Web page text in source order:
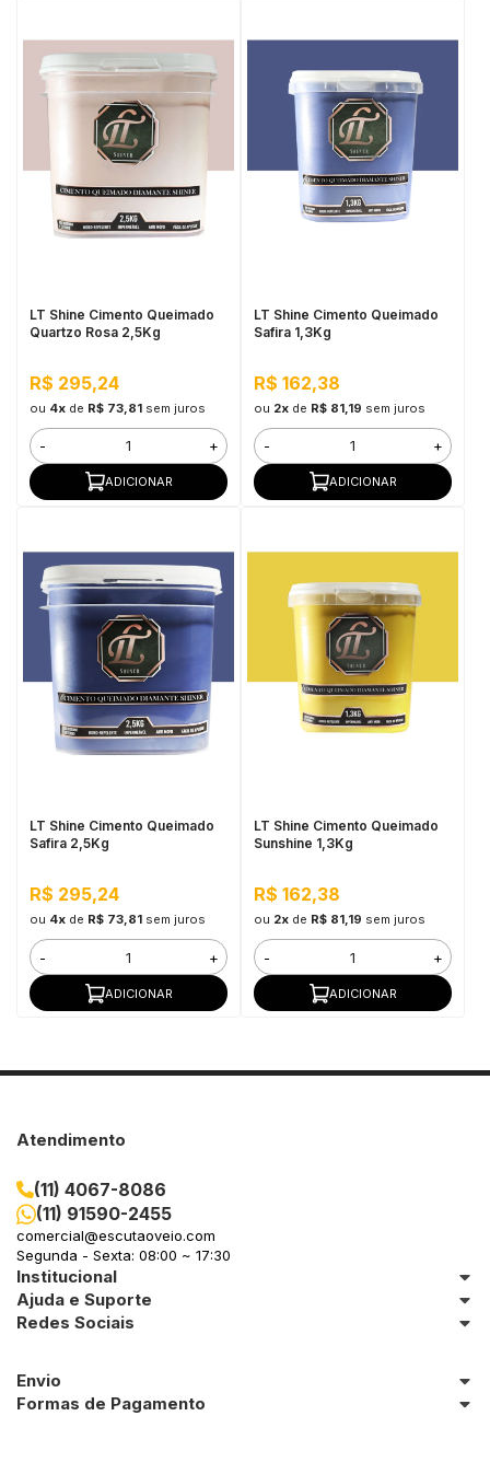
LT Shine Cimento Queimado
Quartzo Rosa 2,5Kg
R$ 295,24
ou 4xde R$ 73,81 sem juros
- +
ADICIONAR
LT Shine Cimento Queimado
Safira 1,3Kg
R$ 162,38
ou 2xde R$ 81,19 sem juros
- +
ADICIONAR
LT Shine Cimento Queimado
Safira 2,5Kg
R$ 295,24
ou 4xde R$ 73,81 sem juros
- +
ADICIONAR
LT Shine Cimento Queimado
Sunshine 1,3Kg
R$ 162,38
ou 2xde R$ 81,19 sem juros
- +
ADICIONAR
Atendimento
(11) 4067-8086
(11) 91590-2455
comercial@escutaoveio.com
Segunda - Sexta: 08:00 ~ 17:30
Institucional
Ajuda e Suporte
Redes Sociais
Envio
Formas de Pagamento